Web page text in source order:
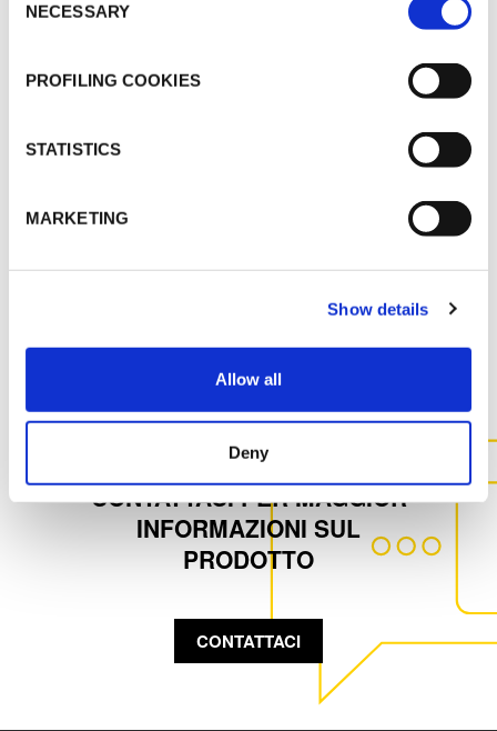
Selection
NECESSARY
PROFILING COOKIES
STATISTICS
MARKETING
Show details
Allow all
Deny
K-FLEX K-ZERO
MSDS
K-ZERO_SS_ITA_120722.pdf
CONTATTACI PER MAGGIOR
INFORMAZIONI SUL
PRODOTTO
CONTATTACI